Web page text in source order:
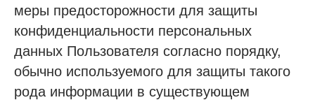
меры предосторожности для защиты
конфиденциальности персональных
данных Пользователя согласно порядку,
обычно используемого для защиты такого
рода информации в существующем